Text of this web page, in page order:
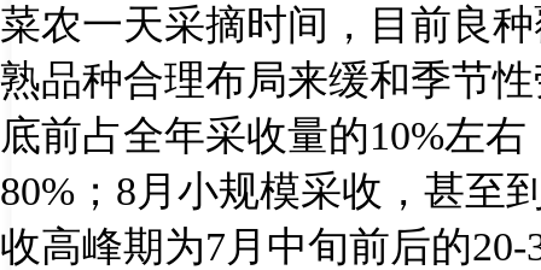
菜农一天采摘时间，目前良
熟品种合理布局来缓和季节
底前占全年采收量的10%左右
80% ； 8月小规模采收，甚至
收高峰期为7月中旬前后的20-